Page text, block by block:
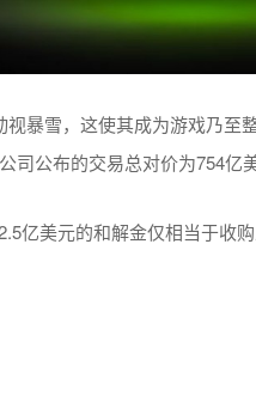
暴雪，这使其成为游戏乃至
司公布的交易总对价为754亿美
亿美元的和解金仅相当于收购